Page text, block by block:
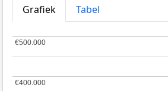
Grafiek
Tabel
€400.000
€400.000
€500.000
€500.000